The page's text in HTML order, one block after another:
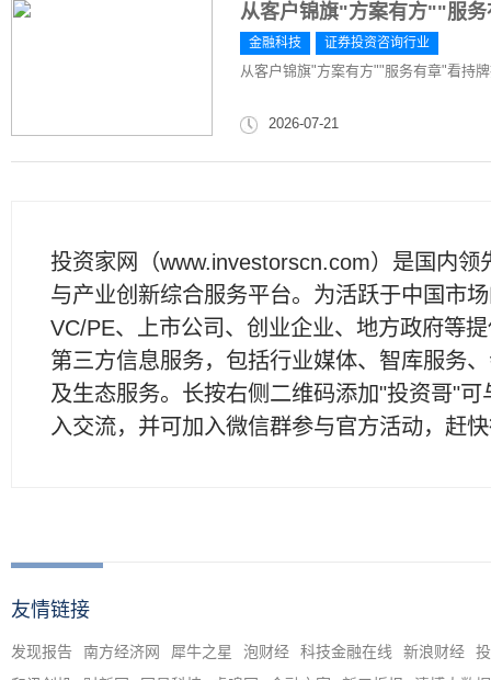
从客户锦旗"方案有方""服
金融科技 证券投资咨询行业
从客户锦旗"方案有方""服务有章"看持
2026-07-21
投资家网（www.investorscn.com）是国内领
与产业创新综合服务平台。为活跃于中国市
VC/PE、上市公司、创业企业、地方政府等
第三方信息服务，包括行业媒体、智库服务
及生态服务。长按右侧二维码添加"投资哥"可
入交流，并可加入微信群参与官方活动，赶
友情链接
发现报告 南方经济网 犀牛之星 泡财经 科技金融在线 新浪财经